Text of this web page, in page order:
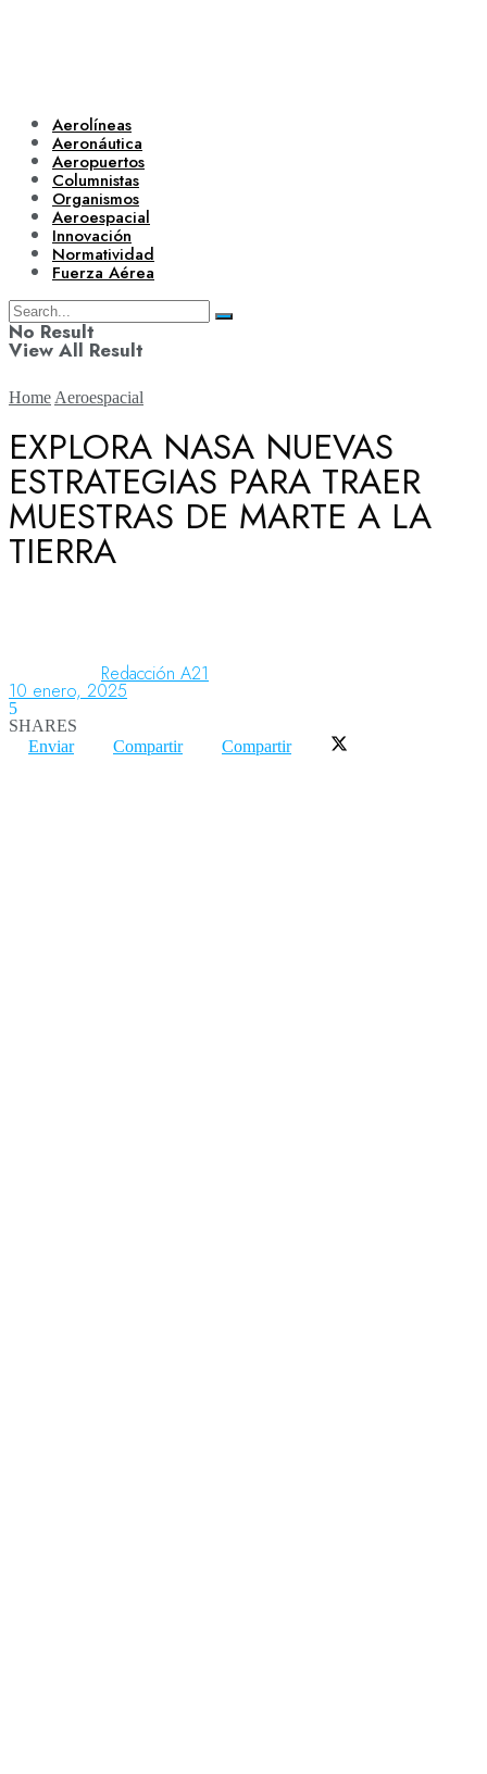
Aerolíneas
Aeronáutica
Aeropuertos
Columnistas
Organismos
Aeroespacial
Innovación
Normatividad
Fuerza Aérea
No Result
View All Result
Aerolíneas
Aeronáutica
Home Aeroespacial
EXPLORA NASA NUEVAS
ESTRATEGIAS PARA TRAER
MUESTRAS DE MARTE A LA
TIERRA
Redacción A21
10 enero, 2025
5
SHARES
Enviar
Compartir Compartir